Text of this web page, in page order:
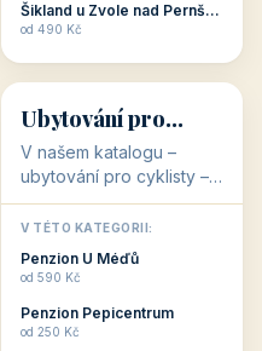
Šikland u Zvole nad Pernštejnem
od 490 Kč
🚴
🚴
32 objektů
Ubytování pro
cyklisty
V našem katalogu –
ubytování pro cyklisty –
jsou pro Vás připraveny
objekty, které jsou na
milovníky cykloturistiky
připraveny. Většinou mají
V TÉTO KATEGORII:
Penzion U Méďů
od 590 Kč
Penzion Pepicentrum
od 250 Kč